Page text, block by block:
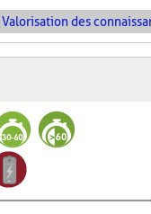
Valorisation des